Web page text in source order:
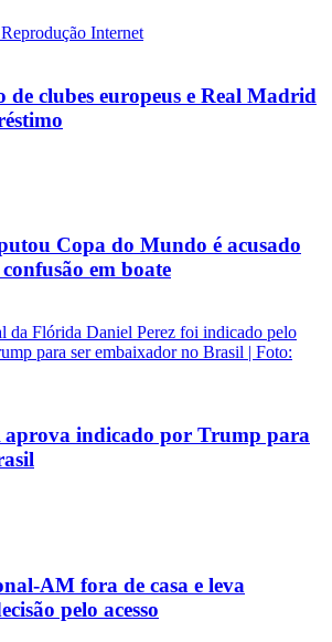
clubes europeus e Real Madrid
Copa do Mundo é acusado
em boate
aprova indicado por Trump para
AM fora de casa e leva
pelo acesso